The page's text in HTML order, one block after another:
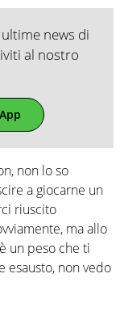
news di
al nostro
non lo so
a giocarne un
riuscito
ma allo
un peso che ti
esausto, non vedo